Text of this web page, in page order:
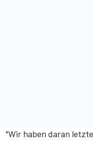
"Wir haben daran